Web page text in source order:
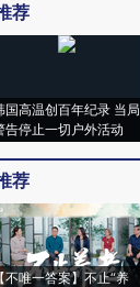
荐
国高温创百年纪录 当局
告停止一切户外活动
荐
不唯一答案】不止“养